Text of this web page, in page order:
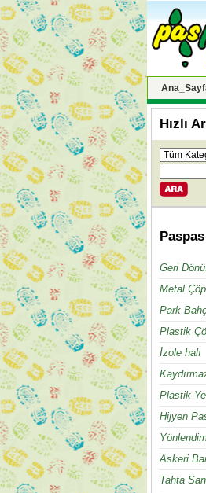
Hızlı
Geri
Metal
Park
Plastik
İzole halı
Plastik
Hijyen
Askeri
Tahta